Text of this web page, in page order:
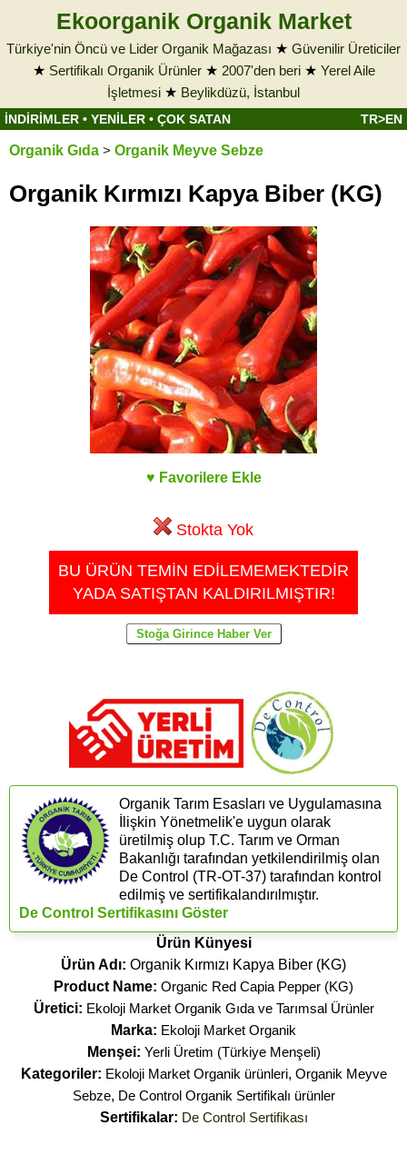
Ekoorganik Organik Market
Türkiye'nin Öncü ve Lider Organik Mağazası ★ Güvenilir Üreticiler
★ Sertifikalı Organik Ürünler★ 2007'den beri★ Yerel Aile
İşletmesi ★ Beylikdüzü, İstanbul
İNDİRİMLER • YENİLER • ÇOK SATAN TR>EN
Organik Gıda > Organik Meyve Sebze
Organik Kırmızı Kapya Biber (KG)
♥ Favorilere Ekle
Stokta Yok
BU ÜRÜN TEMİN EDİLEMEMEKTEDİR
YADA SATIŞTAN KALDIRILMIŞTIR!
Organik Tarım Esasları ve Uygulamasına
İlişkin Yönetmelik'e uygun olarak
üretilmiş olup T.C. Tarım ve Orman
Bakanlığı tarafından yetkilendirilmiş olan
De Control (​TR-OT-37) tarafından kontrol
edilmiş ve sertifikalandırılmıştır.
De Control Sertifikasını Göster
Ürün Künyesi
Ürün Adı: Organik Kırmızı Kapya Biber (KG)
Product Name: Organic Red Capia Pepper (KG)
Üretici: Ekoloji Market Organik Gıda ve Tarımsal Ürünler
Marka: Ekoloji Market Organik
Menşei: Yerli Üretim (Türkiye Menşeli)
Kategoriler: Ekoloji Market Organik ürünleri, Organik Meyve
Sebze, De Control Organik Sertifikalı ürünler
Sertifikalar: De Control Sertifikası